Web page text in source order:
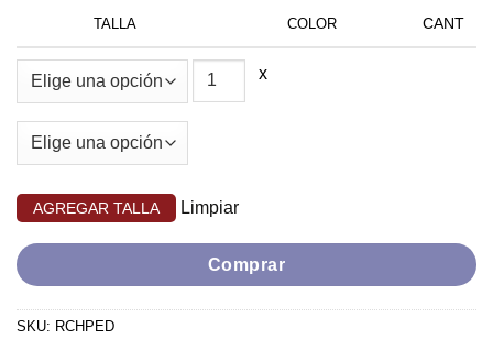
TALLA COLOR
x
Limpiar
Comprar
SKU: RCHPED